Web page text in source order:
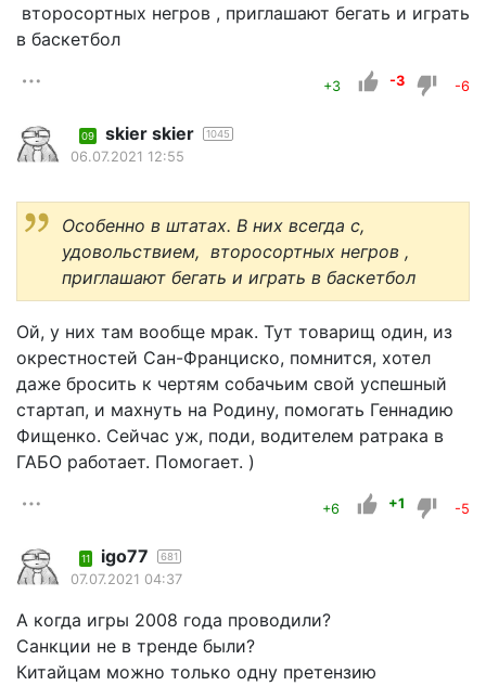
второсортных негров , приглашают бегать и играть
в баскетбол
+3 -3 -6
09 skier skier 1045
06.07.2021 12:55
Особенно в штатах. В них всегда с,
удовольствием, второсортных негров ,
приглашают бегать и играть в баскетбол
Ой, у них там вообще мрак. Тут товарищ один, из
окрестностей Сан-Франциско, помнится, хотел
даже бросить к чертям собачьим свой успешный
стартап, и махнуть на Родину, помогать Геннадию
Фищенко. Сейчас уж, поди, водителем ратрака в
ГАБО работает. Помогает. )
+6 +1 -5
11 igo77 681
07.07.2021 04:37
А когда игры 2008 года проводили?
Санкции не в тренде были?
Китайцам можно только одну претензию